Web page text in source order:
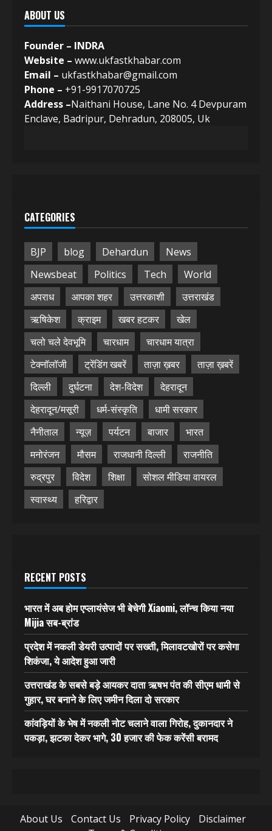
ABOUT US
Founder – INDRA
Website – www.ukfastkhabar.com
Email – ukfastkhabar@gmail.com
Phone – +91-9917070725
Address –Naithani House, Lane No. 4 Devpuram
Enclave, Badripur, Dehradun, 208005, Uk
CATEGORIES
BJP blog Dehardun
News
Newsbeat
Politics Tech
World
अपराध
आपका शहर उत्तरकाशी
उत्तराखंड
ऋषिकेश
क्राइम खबर हटकर
खेल
चलो चले देवभूमि
चारधाम
चारधाम यात्रा
टेक्नॉलॉजी
ट्रेंडिंग खबरें ताज़ा ख़बर
ताज़ा ख़बरें
दिल्ली
दुर्घटना देश-विदेश
देहरादून
देहरादून/मसूरी
धर्म-संस्कृति
धामी सरकार
नैनीताल
न्यूज़ पर्यटन बाजार
भारत
मनोरंजन
मौसम राजधानी दिल्ली
राजनीति
रुद्रपुर
विदेश शिक्षा
सोशल मीडिया वायरल
स्वास्थ्य
हरिद्वार
RECENT POSTS
भारत में अब होम एप्लायंसेज भी बेचेगी Xiaomi, लॉन्च किया नया
Mijia सब-ब्रांड
प्रदेश में नकली डेयरी उत्पादों पर सख्ती, मिलावटखोरों पर कसेगा
शिकंजा, ये आदेश हुआ जारी
उत्तराखंड के सबसे बड़े आयकर दाता ऋषभ पंत की सीएम धामी से
गुहार, घर बनाने के लिए जमीन दिला दो सरकार
कांवड़ियों के भेष में नकली नोट चलाने वाला गिरोह, दुकानदार ने
पकड़ा, झटका देकर भागे, 30 हजार की फेक करेंसी बरामद
About Us Contact Us Privacy Policy
Disclaimer